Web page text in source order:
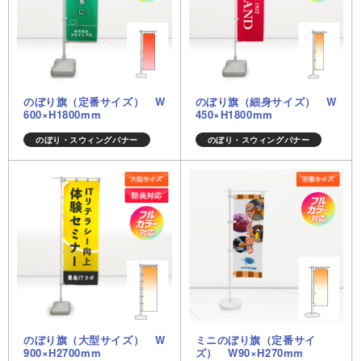
のぼり旗（定番サイズ） W
600×H1800mm
のぼり・スウィングバナー
のぼり旗（細身サイズ） W
450×H1800mm
のぼり・スウィングバナー
のぼり旗（大型サイズ） W
900×H2700mm
ミニのぼり旗（定番サイ
ズ） W90×H270mm